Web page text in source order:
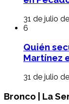
31 de julio
6
Quién
Martínez
31 de julio
Bronco | La